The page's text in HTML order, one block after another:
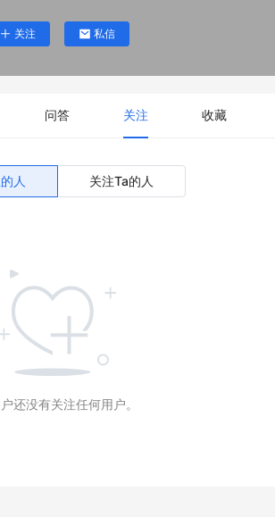
关注 私信
问答 关注 收藏
人 关注Ta的人
还没有关注任何用户。